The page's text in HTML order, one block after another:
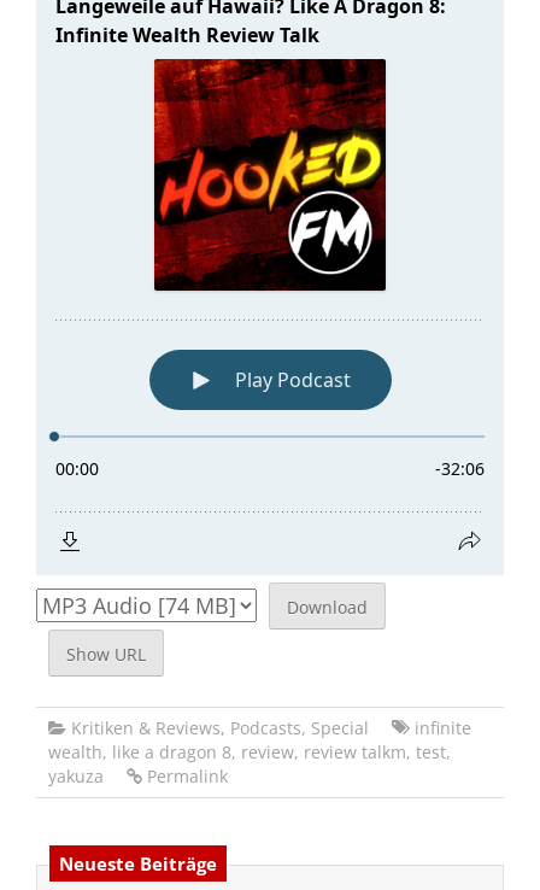
Download
Show URL
Kritiken & Reviews, Podcasts, Special
infinite
wealth, like a dragon 8, review, review talkm, test,
yakuza
Permalink
Neueste Beiträge